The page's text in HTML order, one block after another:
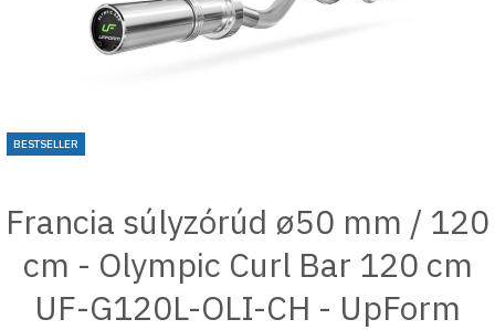
BESTSELLER
Francia súlyzórúd ø50 mm / 120
cm - Olympic Curl Bar 120 cm
UF-G120L-OLI-CH - UpForm